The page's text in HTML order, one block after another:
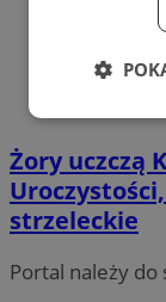
Żory uczczą
strzeleckie
Portal należy do